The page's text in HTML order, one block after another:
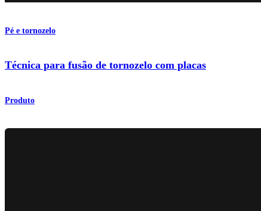
Pé e tornozelo
Técnica para fusão de tornozelo com placas
Produto